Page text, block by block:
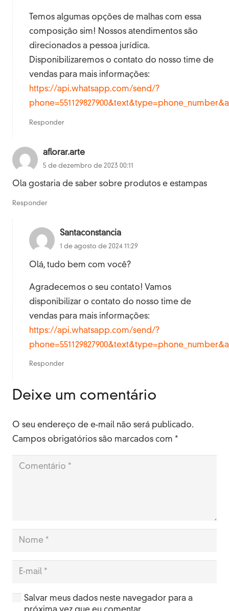
Temos algumas opções de malhas com essa
composição sim! Nossos atendimentos são
direcionados a pessoa jurídica.
Disponibilizaremos o contato do nosso time de
vendas para mais informações:
https://api.whatsapp.com/send/?
Responder
aflorar.arte
5 de dezembro de 2023 00:11
Ola gostaria de saber sobre produtos e estampas
Responder
Santaconstancia
1 de agosto de 2024 11:29
Olá, tudo bem com você?
Agradecemos o seu contato! Vamos
disponibilizar o contato do nosso time de
vendas para mais informações:
https://api.whatsapp.com/send/?
Responder
Deixe um comentário
O seu endereço de e-mail não será publicado.
Campos obrigatórios são marcados com *
Salvar meus dados neste navegador para a